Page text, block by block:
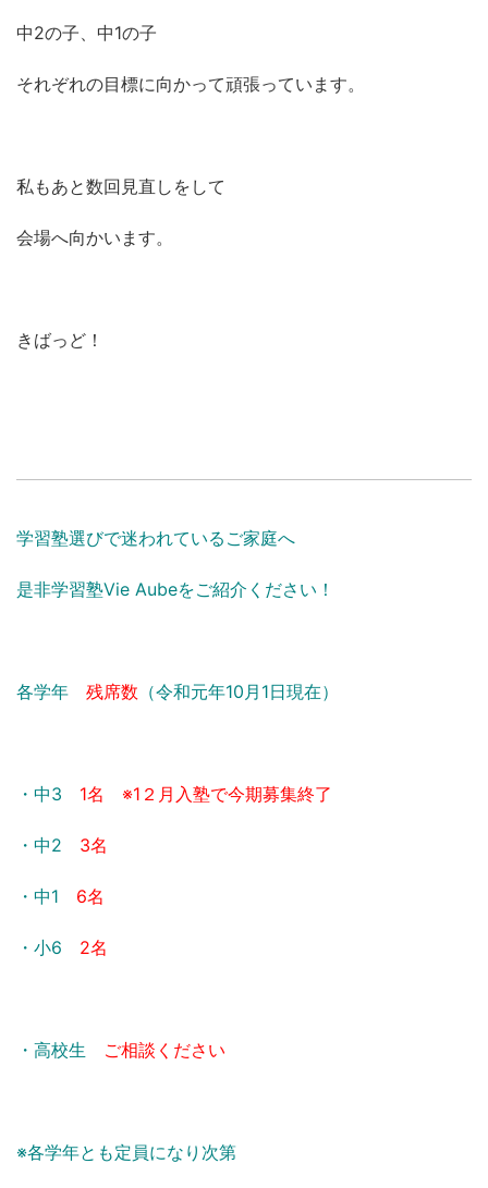
中2の子、中1の子
それぞれの目標に向かって頑張っています。
私もあと数回見直しをして
会場へ向かいます。
きばっど！
学習塾選びで迷われているご家庭へ
是非学習塾Vie Aubeをご紹介ください！
各学年 残席数 （令和元年10月1日現在）
・中3 1名 ※1２月入塾で今期募集終了
・中2 3名
・中1 6名
・小6 2名
・高校生 ご相談ください
※各学年とも定員になり次第